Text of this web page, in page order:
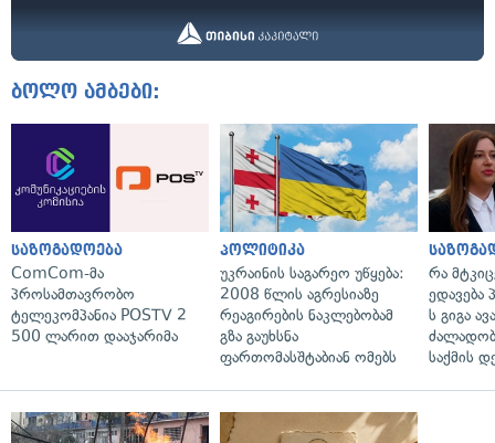
ბოლო ამბები:
საზოგადოება
ComCom-მა
პროსამთავრობო
ტელეკომპანია POSTV 2
500 ლარით დააჯარიმა
პოლიტიკა
უკრაინის საგარეო უწყება:
2008 წლის აგრესიაზე
რეაგირების ნაკლებობამ
გზა გაუხსნა
ფართომასშტაბიან ომებს
რა
ედავება
ს გიგა
საქმის